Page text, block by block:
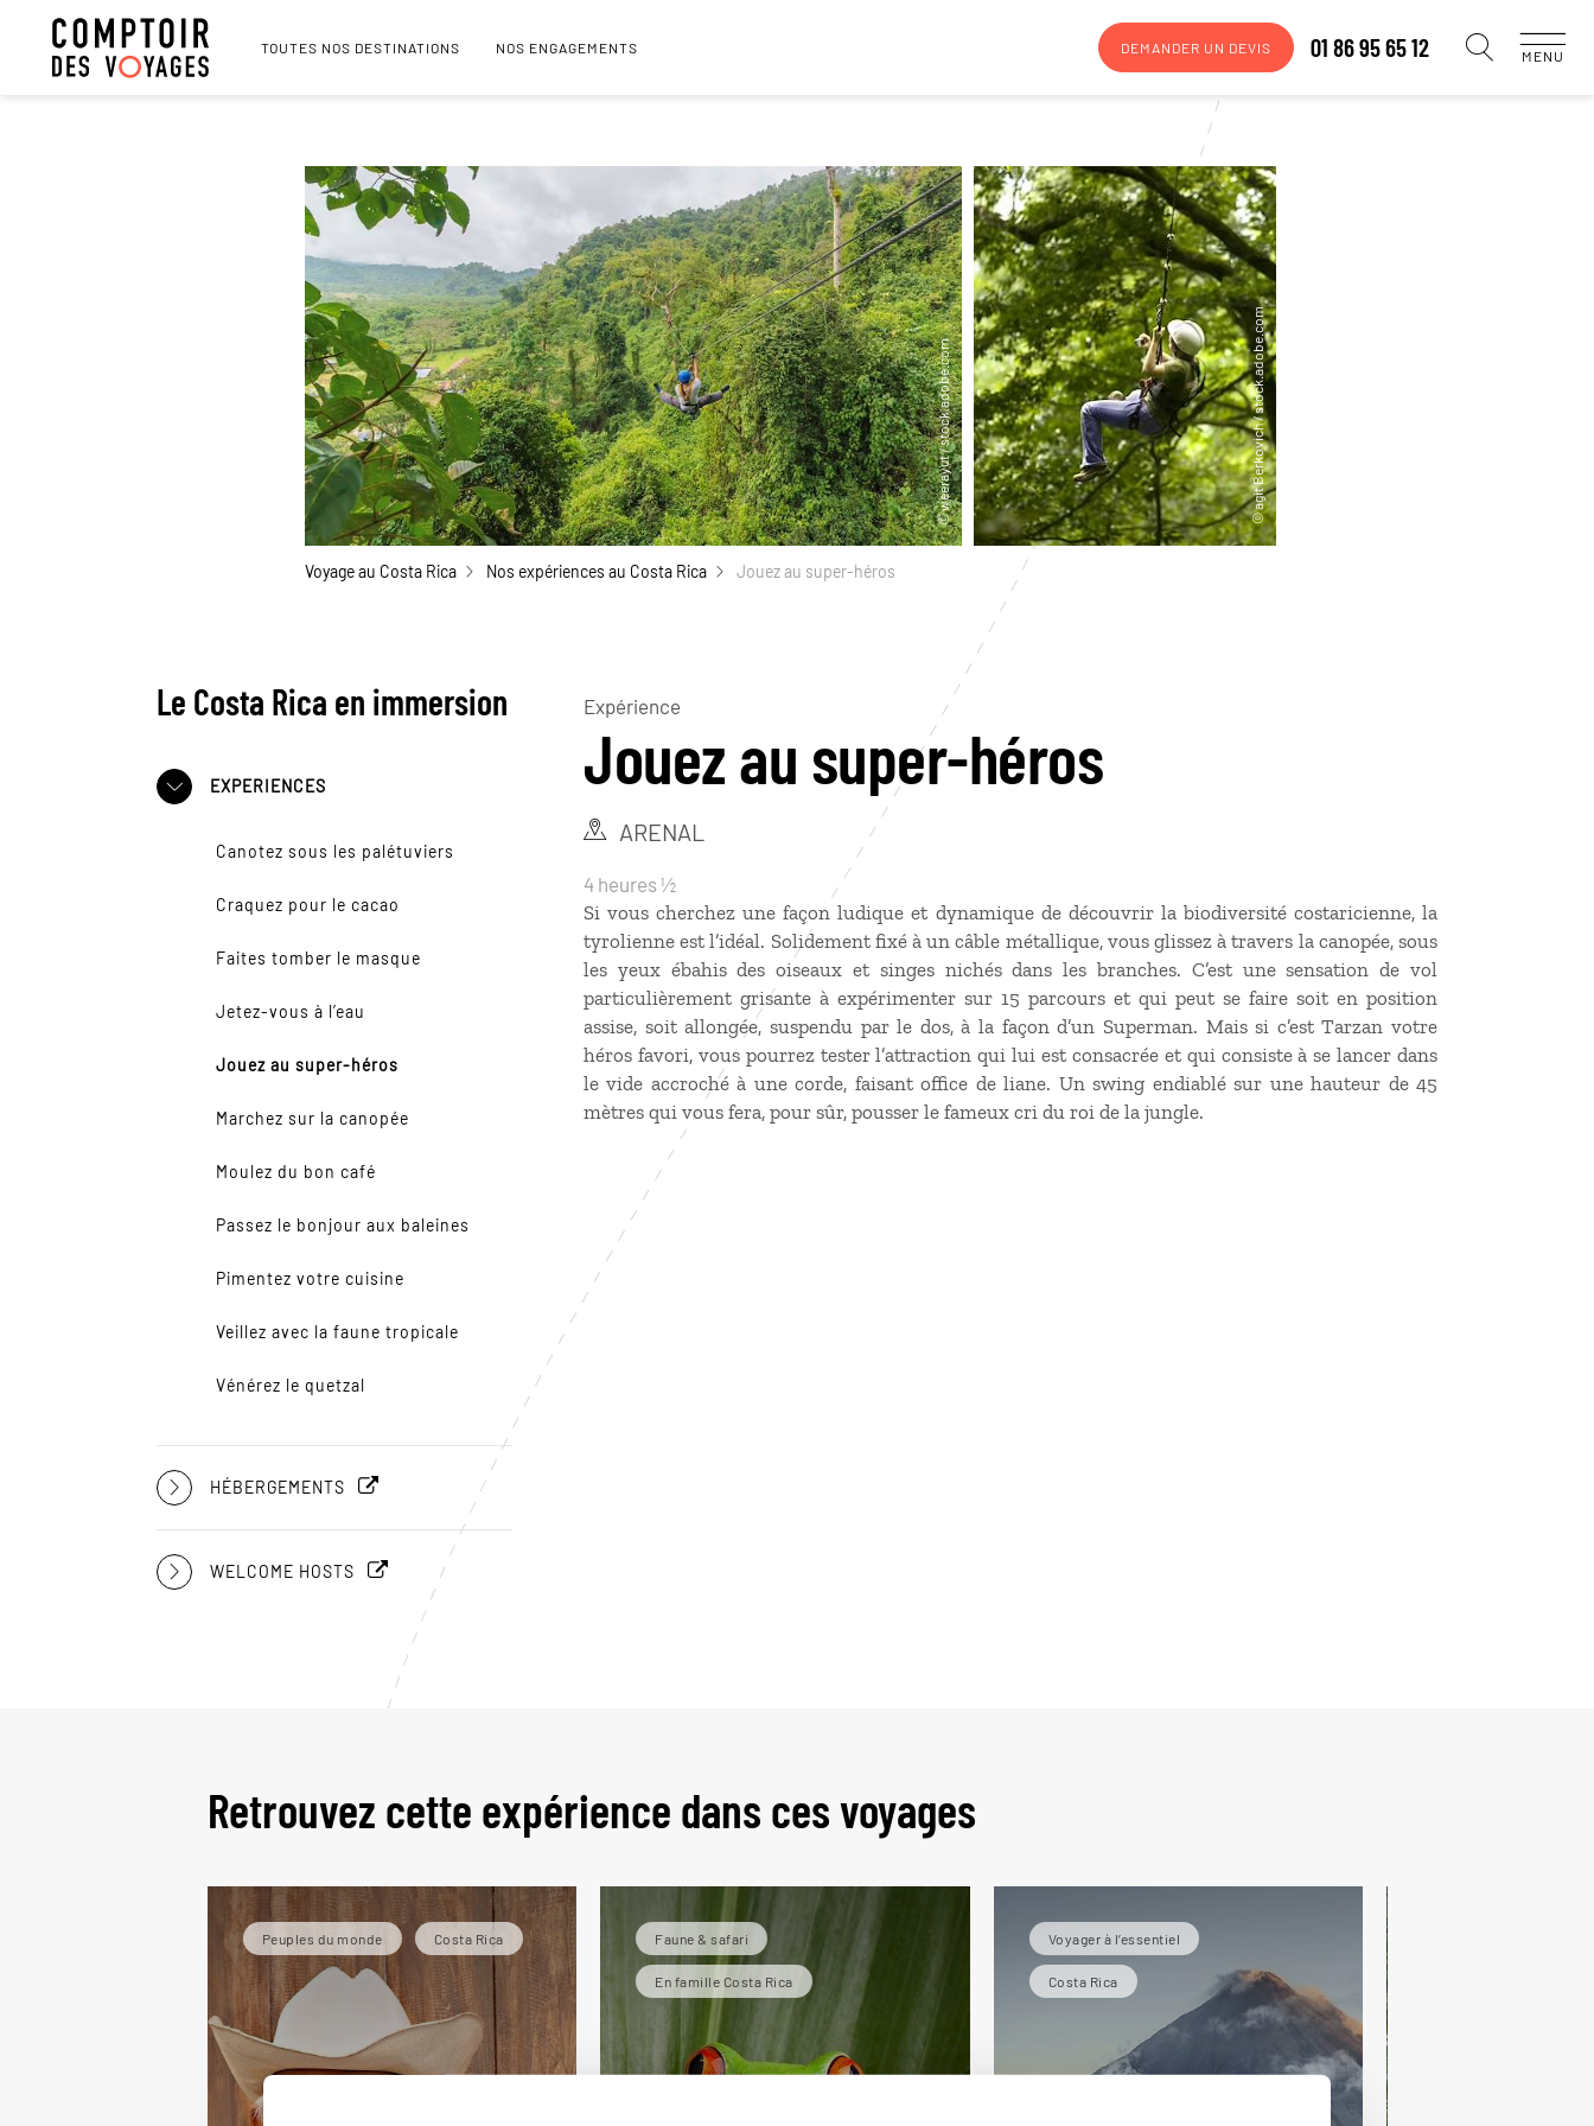
TOUTES NOS DESTINATIONS NOS ENGAGEMENTS DEMANDER UN DEVIS 01 86 95 65 12 MENU
Voyage au Costa Rica Nos expériences au Costa Rica Jouez au super-héros
Le Costa Rica en immersion
EXPERIENCES
Canotez sous les palétuviers
Craquez pour le cacao
Faites tomber le masque
Jetez-vous à l’eau
Jouez au super-héros
Marchez sur la canopée
Moulez du bon café
Passez le bonjour aux baleines
Pimentez votre cuisine
Veillez avec la faune tropicale
Vénérez le quetzal
HÉBERGEMENTS
WELCOME HOSTS
Expérience
Jouez au super-héros
ARENAL
4 heures ½
Si vous cherchez une façon ludique et dynamique de découvrir la biodiversité costaricienne, la
tyrolienne est l’idéal. Solidement fixé à un câble métallique, vous glissez à travers la canopée, sous
les yeux ébahis des oiseaux et singes nichés dans les branches. C’est une sensation de vol
particulièrement grisante à expérimenter sur 15 parcours et qui peut se faire soit en position
assise, soit allongée, suspendu par le dos, à la façon d’un Superman. Mais si c’est Tarzan votre
héros favori, vous pourrez tester l’attraction qui lui est consacrée et qui consiste à se lancer dans
le vide accroché à une corde, faisant office de liane. Un swing endiablé sur une hauteur de 45
mètres qui vous fera, pour sûr, pousser le fameux cri du roi de la jungle.
Retrouvez cette expérience dans ces voyages
Peuples du monde Costa Rica Faune & safari
En famille Costa Rica
Voyager à l’essentiel
Costa Rica